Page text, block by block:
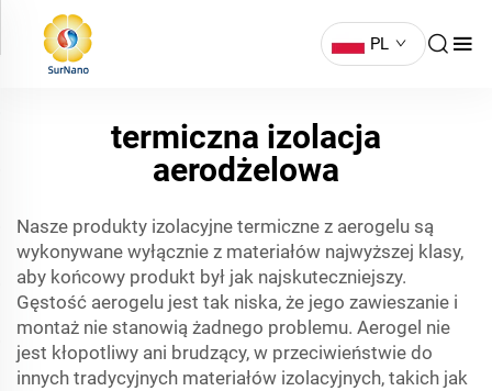
PL
termiczna izolacja
aerodżelowa
Nasze produkty izolacyjne termiczne z aerogelu są
wykonywane wyłącznie z materiałów najwyższej klasy,
aby końcowy produkt był jak najskuteczniejszy.
Gęstość aerogelu jest tak niska, że jego zawieszanie i
montaż nie stanowią żadnego problemu. Aerogel nie
jest kłopotliwy ani brudzący, w przeciwieństwie do
innych tradycyjnych materiałów izolacyjnych, takich jak